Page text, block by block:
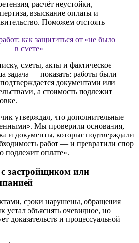
как защититься от «не было
в смете»
сметы, акты и фактическое
задача — показать: работы были
документами или
а стоимость подлежит
утверждал, что дополнительные
Мы проверили основания,
и документы, которые подтверждали
работ — и превратили спор
подлежит оплате».
застройщиком или
сроки нарушены, обращения
устал объяснять очевидное, но
доказательств и процессуальной